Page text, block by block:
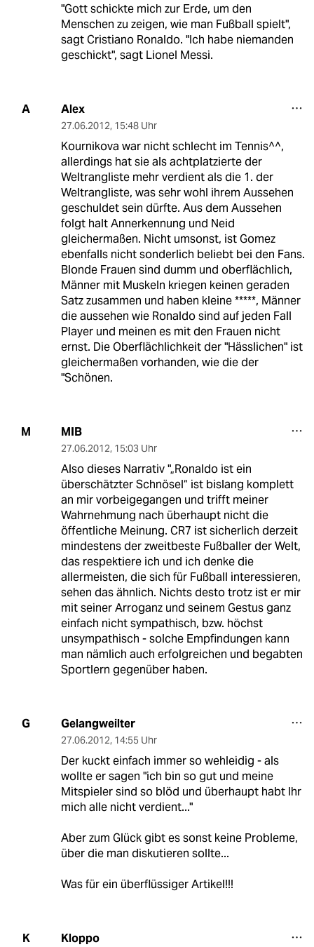
"Gott schickte mich zur Erde, um den
Menschen zu zeigen, wie man Fußball spielt",
sagt Cristiano Ronaldo. "Ich habe niemanden
geschickt", sagt Lionel Messi.
A Alex
27.06.2012, 15:48 Uhr
Kournikova war nicht schlecht im Tennis^^,
allerdings hat sie als achtplatzierte der
Weltrangliste mehr verdient als die 1. der
Weltrangliste, was sehr wohl ihrem Aussehen
geschuldet sein dürfte. Aus dem Aussehen
folgt halt Annerkennung und Neid
gleichermaßen. Nicht umsonst, ist Gomez
ebenfalls nicht sonderlich beliebt bei den Fans.
Blonde Frauen sind dumm und oberflächlich,
Männer mit Muskeln kriegen keinen geraden
Satz zusammen und haben kleine *****, Männer
die aussehen wie Ronaldo sind auf jeden Fall
Player und meinen es mit den Frauen nicht
ernst. Die Oberflächlichkeit der "Hässlichen" ist
gleichermaßen vorhanden, wie die der
"Schönen.
M MIB
27.06.2012, 15:03 Uhr
Also dieses Narrativ "„Ronaldo ist ein
überschätzter Schnösel“ ist bislang komplett
an mir vorbeigegangen und trifft meiner
Wahrnehmung nach überhaupt nicht die
öffentliche Meinung. CR7 ist sicherlich derzeit
mindestens der zweitbeste Fußballer der Welt,
das respektiere ich und ich denke die
allermeisten, die sich für Fußball interessieren,
sehen das ähnlich. Nichts desto trotz ist er mir
mit seiner Arroganz und seinem Gestus ganz
einfach nicht sympathisch, bzw. höchst
unsympathisch - solche Empfindungen kann
man nämlich auch erfolgreichen und begabten
Sportlern gegenüber haben.
G Gelangweilter
27.06.2012, 14:55 Uhr
Der kuckt einfach immer so wehleidig - als
wollte er sagen "ich bin so gut und meine
Mitspieler sind so blöd und überhaupt habt Ihr
mich alle nicht verdient..."
Aber zum Glück gibt es sonst keine Probleme,
über die man diskutieren sollte...
Was für ein überflüssiger Artikel!!!
K Kloppo